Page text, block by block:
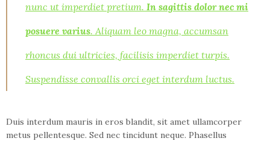
nunc ut imperdiet pretium. In sagittis dolor nec mi
posuere varius. Aliquam leo magna, accumsan
rhoncus dui ultricies, facilisis imperdiet turpis.
Suspendisse convallis orci eget interdum luctus.
Duis interdum mauris in eros blandit, sit amet ullamcorper
metus pellentesque. Sed nec tincidunt neque. Phasellus